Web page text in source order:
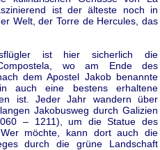
ist der älteste noch in
Welt, der Torre de Hercules, das
ist hier sicherlich die
wo am Ende des
dem Apostel Jakob benannte
auch eine bestens erhaltene
ist. Jeder Jahr wandern über
Jakobusweg durch Galizien
– 1211), um die Statue des
möchte, kann dort auch die
durch die grüne Landschaft